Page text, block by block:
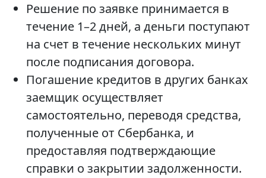
Решение по заявке принимается в
течение 1–2 дней, а деньги поступают
на счет в течение нескольких минут
после подписания договора.
Погашение кредитов в других банках
заемщик осуществляет
самостоятельно, переводя средства,
полученные от Сбербанка, и
предоставляя подтверждающие
справки о закрытии задолженности.